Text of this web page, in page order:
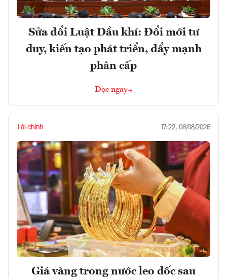
Sửa đổi Luật Dầu khí: Đổi mới tư
duy, kiến tạo phát triển, đẩy mạnh
phân cấp
Đọc ngay
Tài chính 17:22, 08/08/2026
Giá vàng trong nước leo dốc sau